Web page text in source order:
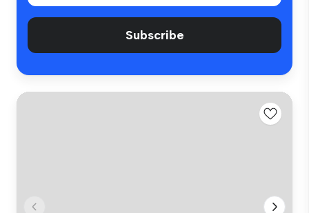
Subscribe